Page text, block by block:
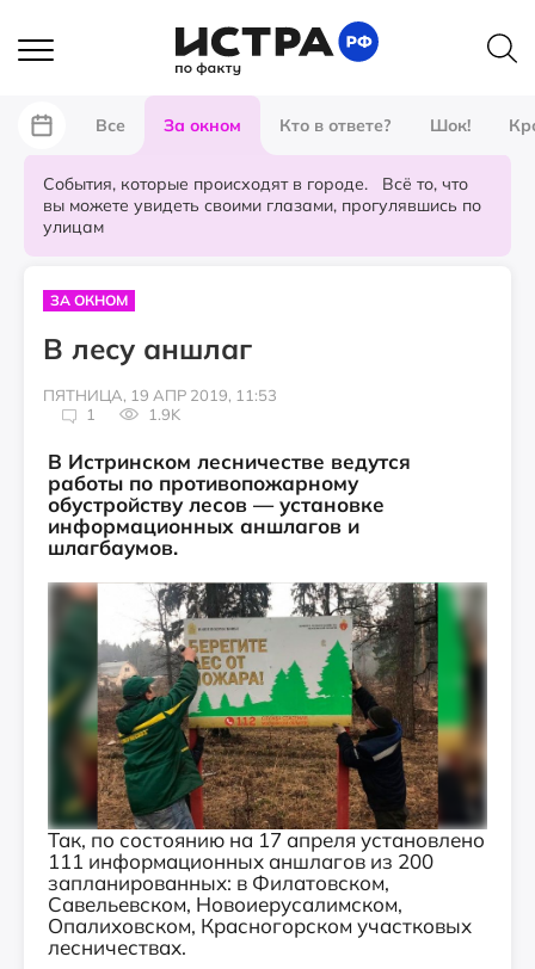
Все За окном Кто в ответе? Шок!
События, которые происходят в городе. Всё то, что
вы можете увидеть своими глазами, прогулявшись по
улицам
ЗА ОКНОМ
В лесу аншлаг
ПЯТНИЦА, 19 АПР 2019, 11:53
1
1.9K
В Истринском лесничестве ведутся
работы по противопожарному
обустройству лесов — установке
информационных аншлагов и
шлагбаумов.
Так, по состоянию на 17 апреля установлено
111 информационных аншлагов из 200
запланированных: в Филатовском,
Савельевском, Новоиерусалимском,
Опалиховском, Красногорском участковых
лесничествах.